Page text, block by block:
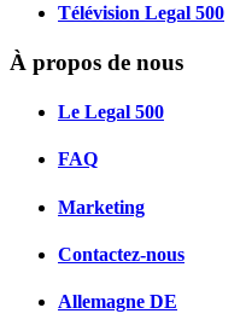
Télévision Legal 500
À propos de nous
Le Legal 500
FAQ
Marketing
Contactez-nous
Allemagne DE